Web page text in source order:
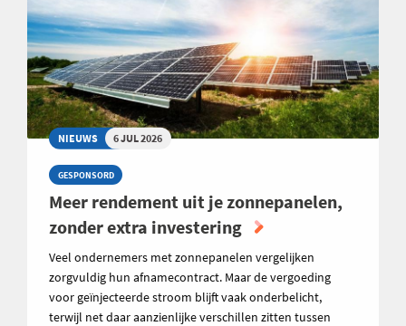
NIEUWS 6 JUL 2026
GESPONSORD
Meer rendement uit je zonnepanelen,
zonder extra investering
Veel ondernemers met zonnepanelen vergelijken
zorgvuldig hun afnamecontract. Maar de vergoeding
voor geïnjecteerde stroom blijft vaak onderbelicht,
terwijl net daar aanzienlijke verschillen zitten tussen